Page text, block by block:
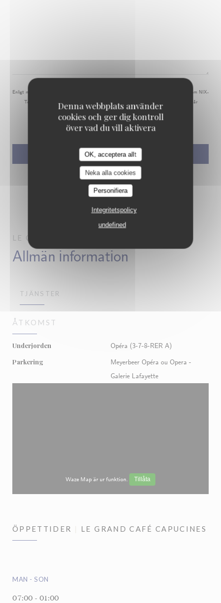
Denna webbplats använder
cookies och ger dig kontroll
över vad du vill aktivera
OK, acceptera allt
Neka alla cookies
Personifiera
Integritetspolicy
undefined
Enligt marknadsföringslagen har du rätt att spärra dig mot oönskad marknadsföring genom NIX-
Telefon:
nixtelefon.org
. För mer information om hur vi behandlar dina uppgifter, se vår
integritetspolicy
LE GRAND CAFÉ CAPUCINES
Allmän information
TJÄNSTER
ÅTKOMST
Underjorden Opéra (3-7-8-RER A)
Parkering
Meyerbeer Opéra ou Opera -
Galerie Lafayette
Waze Map är ur funktion. Tillåta
ÖPPETTIDER LE GRAND CAFÉ CAPUCINES
MAN - SON
07:00 - 01:00